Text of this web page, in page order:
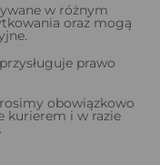
w różnym
oraz mogą
prawo
obowiązkowo
kurierem i w razie